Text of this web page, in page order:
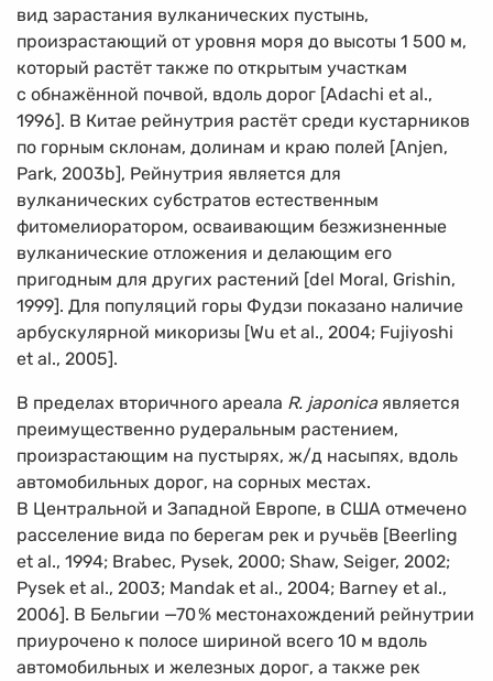
вид зарастания вулканических пустынь,
произрастающий от уровня моря до высоты 1 500 м,
который растёт также по открытым участкам
с обнажённой почвой, вдоль дорог [Adachi et al.,
1996]. В Китае рейнутрия растёт среди кустарников
по горным склонам, долинам и краю полей [Anjen,
Park, 2003b], Рейнутрия является для
вулканических субстратов естественным
фитомелиоратором, осваивающим безжизненные
вулканические отложения и делающим его
пригодным для других растений [del Moral, Grishin,
1999]. Для популяций горы Фудзи показано наличие
арбускулярной микоризы [Wu et al., 2004; Fujiyoshi
et al., 2005].
В пределах вторичного ареала R. japonicaявляется
преимущественно рудеральным растением,
произрастающим на пустырях, ж/д насыпях, вдоль
автомобильных дорог, на сорных местах.
В Центральной и Западной Европе, в США отмечено
расселение вида по берегам рек и ручьёв [Beerling
et al., 1994; Brabec, Pysek, 2000; Shaw, Seiger, 2002;
Pysek et al., 2003; Mandak et al., 2004; Barney et al.,
2006]. В Бельгии —70% местонахождений рейнутрии
приурочено к полосе шириной всего 10 м вдоль
автомобильных и железных дорог, а также рек